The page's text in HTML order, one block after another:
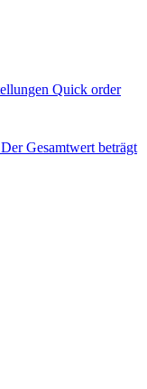
Quick order
Gesamtwert beträgt